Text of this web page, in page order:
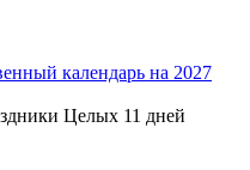
календарь на 2027
Целых 11 дней